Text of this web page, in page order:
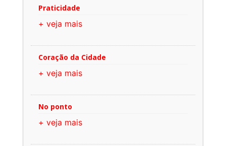
Praticidade
+ veja mais
Coração da Cidade
+ veja mais
No ponto
+ veja mais